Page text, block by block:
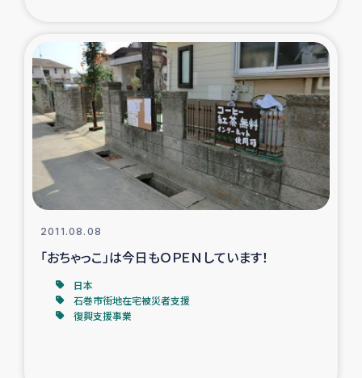
ミャンマー緊急支援
タイ国境ミャンマー移民子ども支援
漁民によるマングローブ植林活動
レバノンでのシリア難民への食糧・越冬支援
レバノンにおける緊急支援
レバノンでのシリア難民への教育支援事業
レバノンでのシリア難民・レバノン人への農業支援
2011.08.08
「おちゃっこ」は今日もＯＰＥＮしています！
日本
石巻市街地在宅被災者支援
復興支援事業